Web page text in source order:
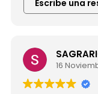
Escribe una
16